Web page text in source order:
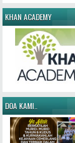
KHAN ACADEMY
DOA KAMI..